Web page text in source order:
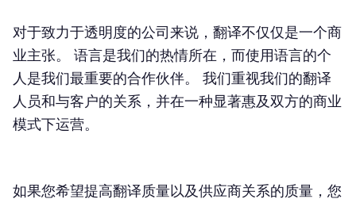
对于致力于透明度的公司来说，翻译不仅仅是一个商
业主张。 语言是我们的热情所在，而使用语言的个
人是我们最重要的合作伙伴。 我们重视我们的翻译
人员和与客户的关系，并在一种显著惠及双方的商业
模式下运营。
如果您希望提高翻译质量以及供应商关系的质量，您